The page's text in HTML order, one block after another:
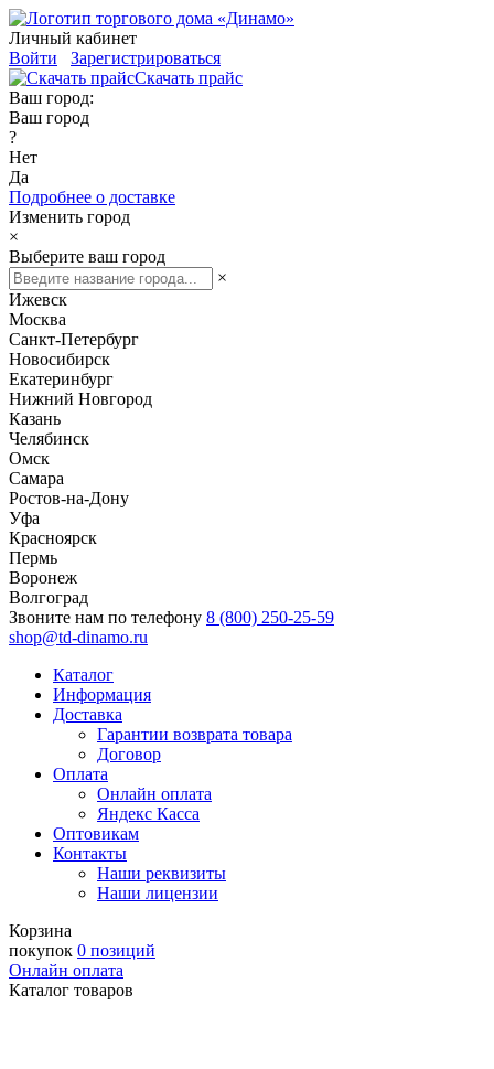
Личный кабинет
Войти
Зарегистрироваться
Скачать прайс
Ваш город:
Ваш город
?
Нет
Да
Подробнее о доставке
Изменить город
×
Выберите ваш город
×
Ижевск
Москва
Санкт-Петербург
Новосибирск
Екатеринбург
Нижний Новгород
Казань
Челябинск
Омск
Самара
Ростов-на-Дону
Уфа
Красноярск
Пермь
Воронеж
Волгоград
Звоните нам по телефону 8 (800) 250-25-59
shop@td-dinamo.ru
Каталог
Информация
Доставка
Гарантии возврата товара
Договор
Оплата
Онлайн оплата
Яндекс Касса
Оптовикам
Контакты
Наши реквизиты
Наши лицензии
Корзина
покупок 0 позиций
Онлайн оплата
Каталог товаров